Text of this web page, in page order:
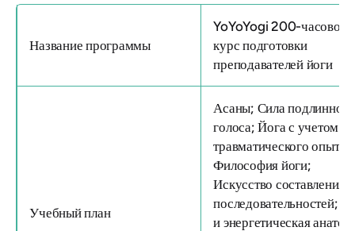
Название программы
YoYoYogi 200-часовой
курс подготовки
преподавателей йоги
Учебный план
Асаны; Сила подлинного
голоса; Йога с учетом
травматического опыта;
Философия йоги;
Искусство составления
последовательностей;
и энергетическая